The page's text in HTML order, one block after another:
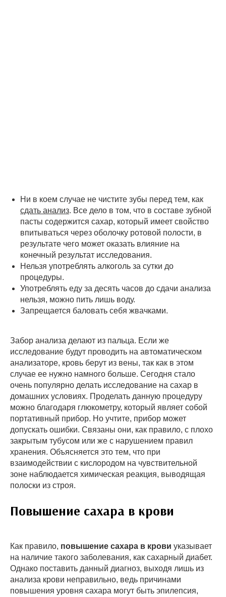
Ни в коем случае не чистите зубы перед тем, как
сдать анализ. Все дело в том, что в составе зубной
пасты содержится сахар, который имеет свойство
впитываться через оболочку ротовой полости, в
результате чего может оказать влияние на
конечный результат исследования.
Нельзя употреблять алкоголь за сутки до
процедуры.
Употреблять еду за десять часов до сдачи анализа
нельзя, можно пить лишь воду.
Запрещается баловать себя жвачками.
Забор анализа делают из пальца. Если же
исследование будут проводить на автоматическом
анализаторе, кровь берут из вены, так как в этом
случае ее нужно намного больше. Сегодня стало
очень популярно делать исследование на сахар в
домашних условиях. Проделать данную процедуру
можно благодаря глюкометру, который являет собой
портативный прибор. Но учтите, прибор может
допускать ошибки. Связаны они, как правило, с плохо
закрытым тубусом или же с нарушением правил
хранения. Объясняется это тем, что при
взаимодействии с кислородом на чувствительной
зоне наблюдается химическая реакция, выводящая
полоски из строя.
Повышение сахара в крови
Как правило, повышение сахара в крови указывает
на наличие такого заболевания, как сахарный диабет.
Однако поставить данный диагноз, выходя лишь из
анализа крови неправильно, ведь причинами
повышения уровня сахара могут быть эпилепсия,